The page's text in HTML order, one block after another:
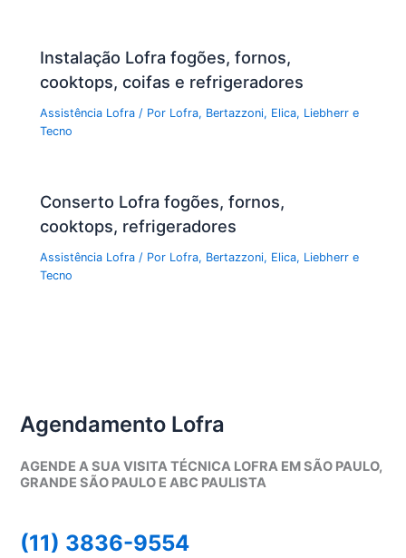
Instalação Lofra fogões, fornos,
cooktops, coifas e refrigeradores
Assistência Lofra / Por Lofra, Bertazzoni, Elica, Liebherr e
Tecno
Conserto Lofra fogões, fornos,
cooktops, refrigeradores
Assistência Lofra / Por Lofra, Bertazzoni, Elica, Liebherr e
Tecno
Agendamento Lofra
AGENDE A SUA VISITA TÉCNICA LOFRA EM SÃO PAULO,
GRANDE SÃO PAULO E ABC PAULISTA
(11) 3836-9554